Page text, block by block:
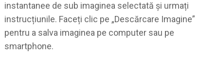
instantanee de sub imaginea selectată și urmați
instrucțiunile. Faceți clic pe „Descărcare Imagine”
pentru a salva imaginea pe computer sau pe
smartphone.